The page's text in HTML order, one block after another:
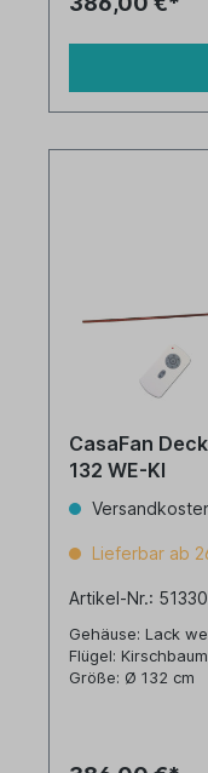
CasaFan
132 WE-KI
Lieferbar ab
Artikel-Nr.:
Gehäuse: Lack
Flügel: Kirschbaum
Größe: Ø 132 cm